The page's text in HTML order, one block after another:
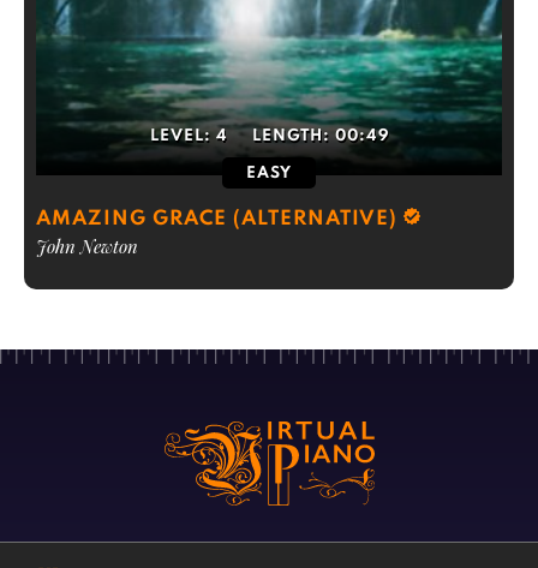
LEVEL: 4 LENGTH: 00:49
EASY
AMAZING GRACE (ALTERNATIVE)
John Newton